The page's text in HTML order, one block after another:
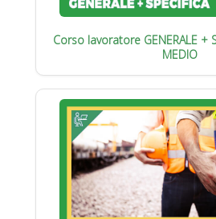
Corso lavoratore GENERALE +
MEDIO